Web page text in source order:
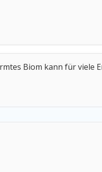
Biom kann für viele